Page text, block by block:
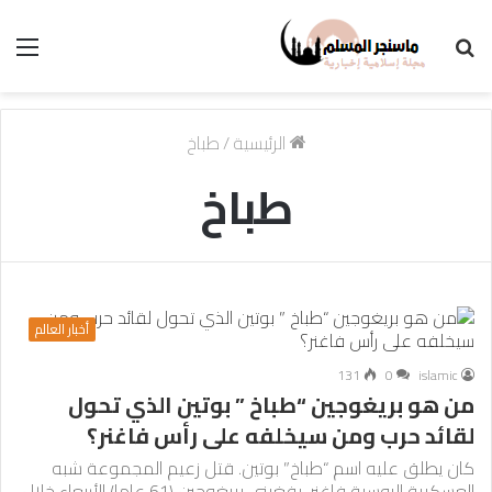
الرئيسية/طباخ
طباخ
أخبار العالم
islamic
0
131
من هو بريغوجين “طباخ ” بوتين الذي تحول
لقائد حرب ومن سيخلفه على رأس فاغنر؟
كان يطلق عليه اسم “طباخ” بوتين. قتل زعيم المجموعة شبه